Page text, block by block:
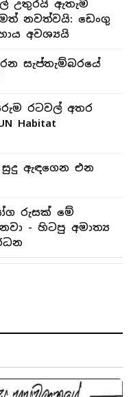
උතුරයි ඇතැම්
නවත්වයි: ඩෙංගු
අවශ්‍යයි
සැප්තැම්බරයේ
රටවල් අතර
Habitat
සුදු ඇඳගෙන එන
රුසක් මේ
- හිටපු අමාත්‍ය